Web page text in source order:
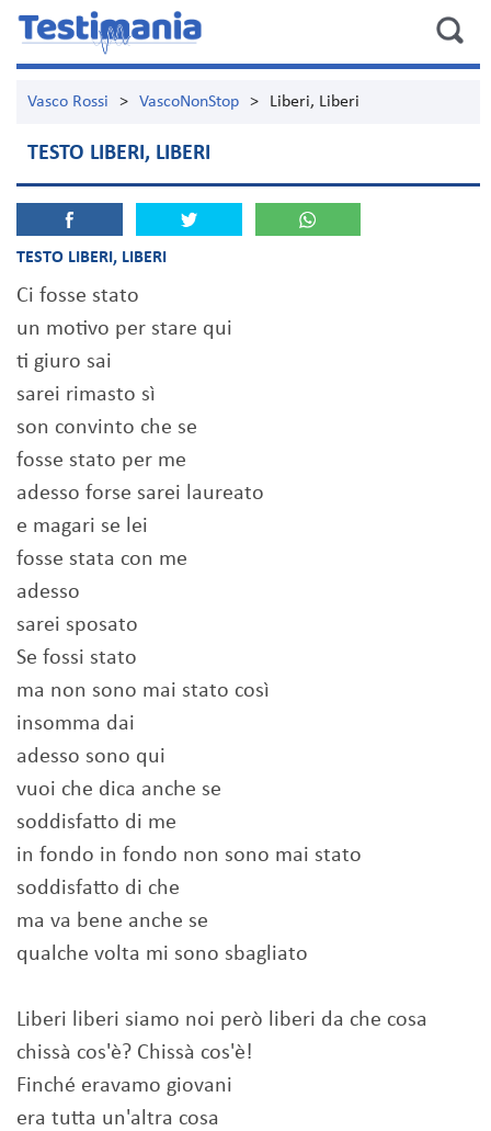
Vasco Rossi > VascoNonStop > Liberi, Liberi
TESTO LIBERI, LIBERI
TESTO LIBERI, LIBERI
Ci fosse stato
un motivo per stare qui
ti giuro sai
sarei rimasto sì
son convinto che se
fosse stato per me
adesso forse sarei laureato
e magari se lei
fosse stata con me
adesso
sarei sposato
Se fossi stato
ma non sono mai stato così
insomma dai
adesso sono qui
vuoi che dica anche se
soddisfatto di me
in fondo in fondo non sono mai stato
soddisfatto di che
ma va bene anche se
qualche volta mi sono sbagliato
Liberi liberi siamo noi però liberi da che cosa
chissà cos'è? Chissà cos'è!
Finché eravamo giovani
era tutta un'altra cosa